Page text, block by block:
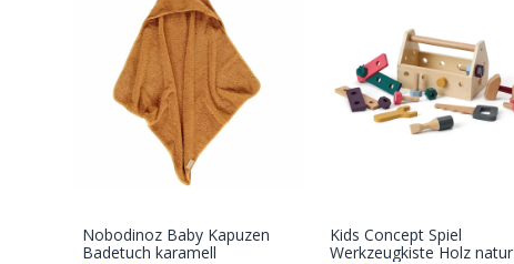
In den
Nobodinoz Baby Kapuzen
Badetuch karamell
In den
Kids Concept Spiel
Werkzeugkiste Holz natur